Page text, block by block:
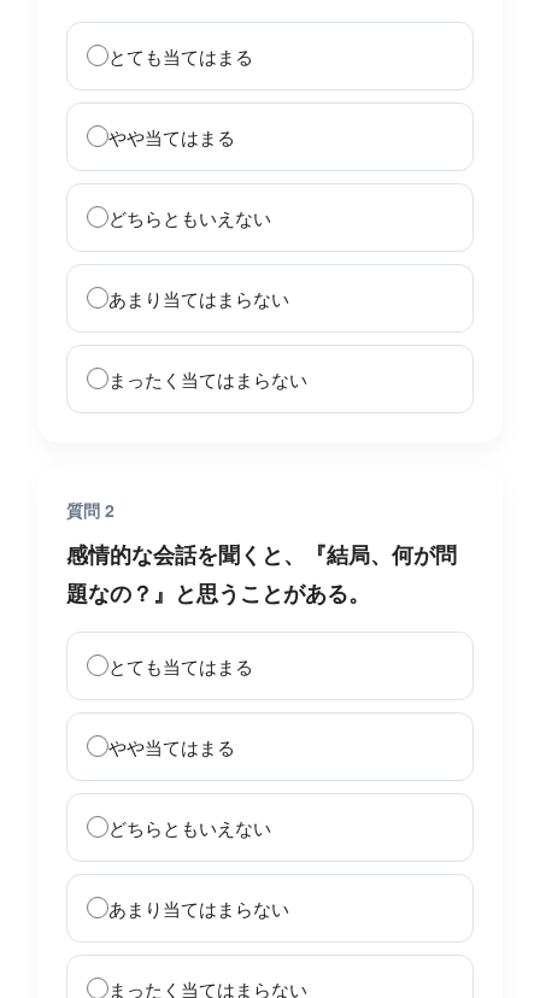
とても当てはまる
やや当てはまる
どちらともいえない
あまり当てはまらない
まったく当てはまらない
質問 2
感情的な会話を聞くと、『結局、何が問
題なの？』と思うことがある。
とても当てはまる
やや当てはまる
どちらともいえない
あまり当てはまらない
まったく当てはまらない